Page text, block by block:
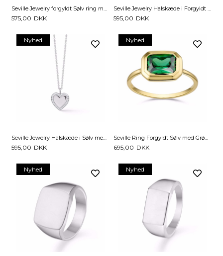
Seville Jewelry forgyldt Sølv ring med Zirkonia
575,00 DKK
Seville Jewelry Halskæde i Forgyldt Sølv med Hjerte og Zirkonia
595,00 DKK
Nyhed
Seville Jewelry Halskæde i Sølv med Hjerte og Zirkonia
595,00 DKK
Nyhed
Seville Ring Forgyldt Sølv med Grøn Zirkonia – Emerald Cut
695,00 DKK
Nyhed Nyhed